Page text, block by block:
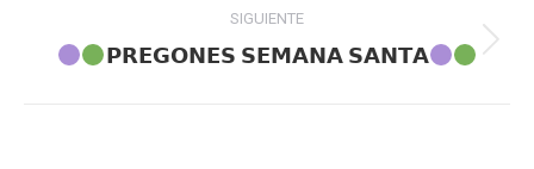
SIGUIENTE
Publicación
𝗣𝗥𝗘𝗚𝗢𝗡𝗘𝗦 𝗦𝗘𝗠𝗔𝗡𝗔 𝗦𝗔𝗡𝗧𝗔